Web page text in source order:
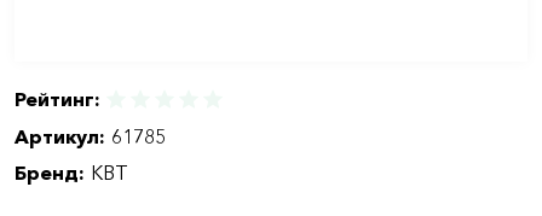
Рейтинг:
Артикул: 61785
Бренд: КВТ